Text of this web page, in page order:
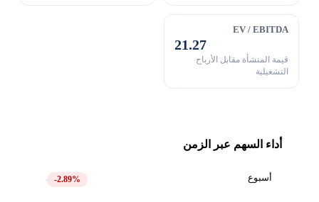
EV / EBITDA
21.27
قيمة المنشأة مقابل الأرباح
التشغيلية
أداء السهم عبر الزمن
أسبوع -2.89%